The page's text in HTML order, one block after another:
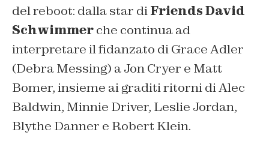
del reboot: dalla star diFriends David
Schwimmerche continua ad
interpretare il fidanzato di Grace Adler
(Debra Messing) a Jon Cryer e Matt
Bomer, insieme ai graditi ritorni di Alec
Baldwin, Minnie Driver, Leslie Jordan,
Blythe Danner e Robert Klein.